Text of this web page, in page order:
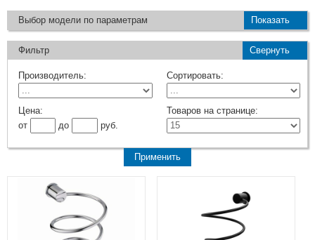
Выбор модели по параметрам Показать
Фильтр Свернуть
Производитель: Сортировать:
Цена:
от
до руб.
Товаров на странице: